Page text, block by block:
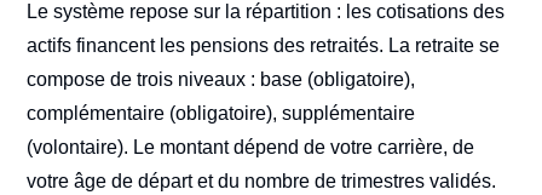
Le système repose sur la répartition : les cotisations des
actifs financent les pensions des retraités. La retraite se
compose de trois niveaux : base (obligatoire),
complémentaire (obligatoire), supplémentaire
(volontaire). Le montant dépend de votre carrière, de
votre âge de départ et du nombre de trimestres validés.